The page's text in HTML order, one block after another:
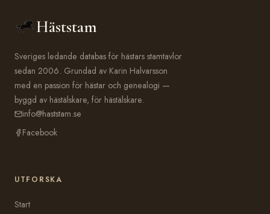
Häststam
Sveriges ledande databas för hästars stamtavlor
sedan 2006. Grundad av Karin Halvarsson
med en passion för hästar och genealogi —
byggd av hästälskare, för hästälskare.
info@haststam.se
Facebook
UTFORSKA
Start